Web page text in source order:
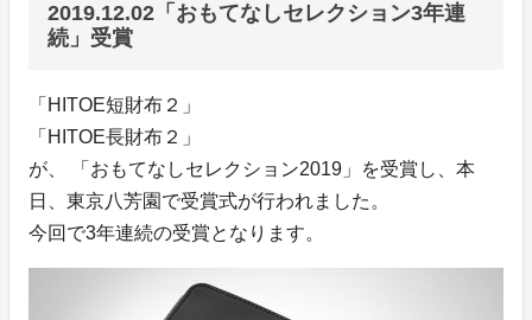
2019.12.02「おもてなしセレクション3年連
続」受賞
「HITOE短財布２」
「HITOE長財布２」
が、 「おもてなしセレクション2019」を受賞し、本
日、東京八芳園で受賞式が行われました。
今回で3年連続の受賞となります。